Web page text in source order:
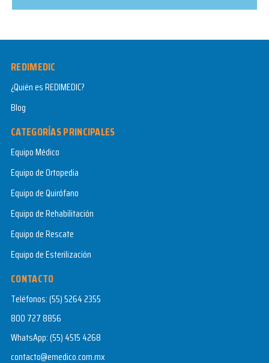
REDIMEDIC
¿Quién es REDIMEDIC?
Blog
CATEGORÍAS PRINCIPALES
Equipo Médico
Equipo de Ortopedia
Equipo de Quirófano
Equipo de Rehabilitación
Equipo de Rescate
Equipo de Esterilización
CONTACTO
Teléfonos:(55) 5264 2355
800 727 8856
WhatsApp:(55) 4515 4268
contacto@emedico.com.mx